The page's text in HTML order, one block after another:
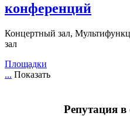
конференций
Концертный зал,
зал
Площадки
... Показать
Репутация в